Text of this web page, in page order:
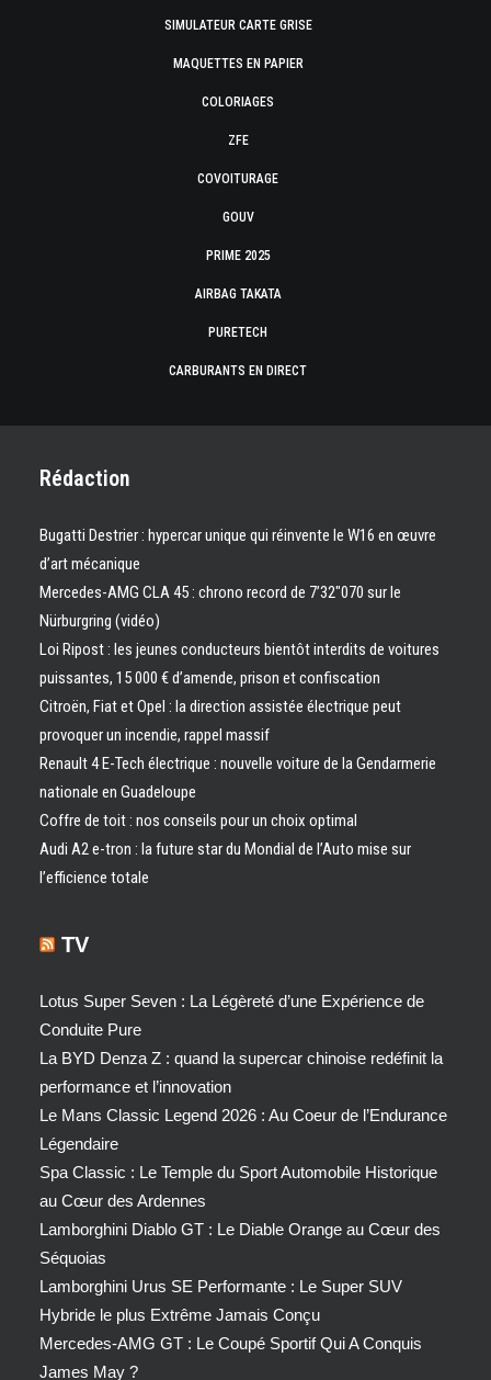
SIMULATEUR CARTE GRISE
MAQUETTES EN PAPIER
COLORIAGES
ZFE
COVOITURAGE
GOUV
PRIME 2025
AIRBAG TAKATA
PURETECH
CARBURANTS EN DIRECT
Rédaction
Bugatti Destrier : hypercar unique qui réinvente le W16 en œuvre
d’art mécanique
Mercedes-AMG CLA 45 : chrono record de 7’32″070 sur le
Nürburgring (vidéo)
Loi Ripost : les jeunes conducteurs bientôt interdits de voitures
puissantes, 15 000 € d’amende, prison et confiscation
Citroën, Fiat et Opel : la direction assistée électrique peut
provoquer un incendie, rappel massif
Renault 4 E-Tech électrique : nouvelle voiture de la Gendarmerie
nationale en Guadeloupe
Coffre de toit : nos conseils pour un choix optimal
Audi A2 e-tron : la future star du Mondial de l’Auto mise sur
l’efficience totale
TV
Lotus Super Seven : La Légèreté d’une Expérience de
Conduite Pure
La BYD Denza Z : quand la supercar chinoise redéfinit la
performance et l’innovation
Le Mans Classic Legend 2026 : Au Coeur de l’Endurance
Légendaire
Spa Classic : Le Temple du Sport Automobile Historique
au Cœur des Ardennes
Lamborghini Diablo GT : Le Diable Orange au Cœur des
Séquoias
Lamborghini Urus SE Performante : Le Super SUV
Hybride le plus Extrême Jamais Conçu
Mercedes-AMG GT : Le Coupé Sportif Qui A Conquis
James May ?